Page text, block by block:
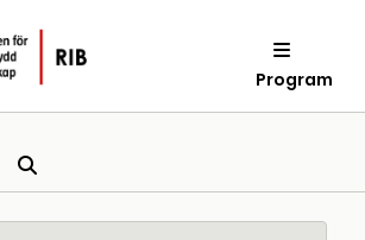
Program